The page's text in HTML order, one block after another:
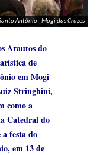
Antônio - Mogi das Cruzes
Arautos do
de
em Mogi
Stringhini,
como a
Catedral do
festa do
em 13 de